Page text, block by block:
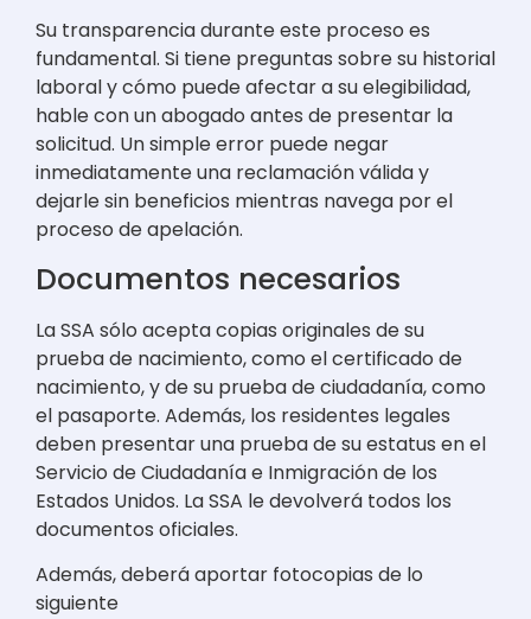
Su transparencia durante este proceso es
fundamental. Si tiene preguntas sobre su historial
laboral y cómo puede afectar a su elegibilidad,
hable con un abogado antes de presentar la
solicitud. Un simple error puede negar
inmediatamente una reclamación válida y
dejarle sin beneficios mientras navega por el
proceso de apelación.
Documentos necesarios
La SSA sólo acepta copias originales de su
prueba de nacimiento, como el certificado de
nacimiento, y de su prueba de ciudadanía, como
el pasaporte. Además, los residentes legales
deben presentar una prueba de su estatus en el
Servicio de Ciudadanía e Inmigración de los
Estados Unidos. La SSA le devolverá todos los
documentos oficiales.
Además, deberá aportar fotocopias de lo
siguiente